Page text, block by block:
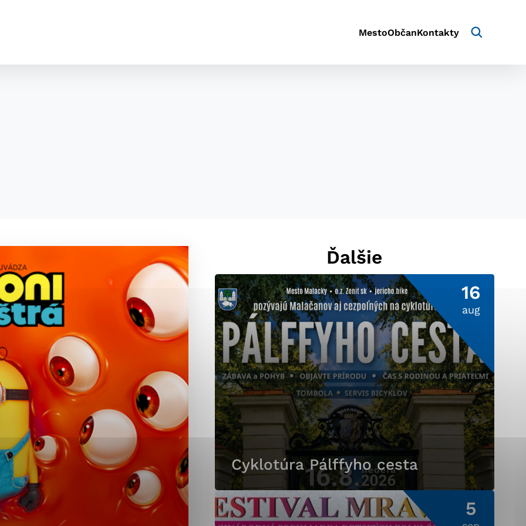
MestoObčanKontakty
Ďalšie
16
aug
Cyklotúra Pálffyho cesta
5
ktorú chcete povoliť
pre prevádzku nevyhnutné a pomáhajú urobiť webové stránky uplatniteľnými
funkcie, ako je navigácia na stránke a prístup k zabezpečeným oblastiam webovej
cookie nemôže web správne fungovať.
prevádzkovateľovi stránok pochopiť, ako návštevníci stránok stránku používajú,
a ponúknuť im lepšiu skúsenosť. Všetky dáta sa zbierajú anonymne a nie je
osobou.
Povoliť všetko Uložiť nastavenia Viac informácií